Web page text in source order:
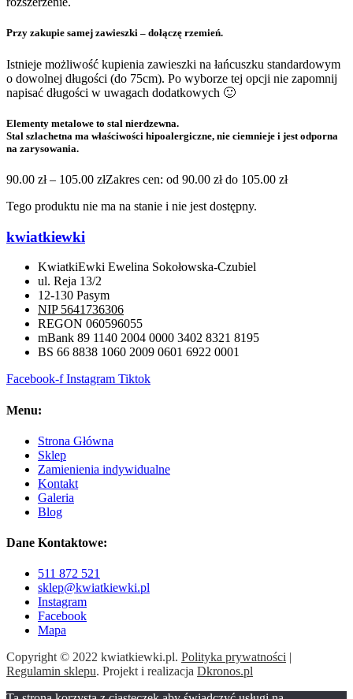
Przy zakupie samej zawieszki – dołączę rzemień.
Istnieje możliwość kupienia zawieszki na łańcuszku standardowym
o dowolnej długości (do 75cm). Po wyborze tej opcji nie zapomnij
napisać długości w uwagach dodatkowych 🙂
Elementy metalowe to stal nierdzewna.
Stal szlachetna ma właściwości hipoalergiczne, nie ciemnieje i jest odporna
na zarysowania.
90.00 zł – 105.00 złZakres cen: od 90.00 zł do 105.00 zł
Tego produktu nie ma na stanie i nie jest dostępny.
kwiatkiewki
KwiatkiEwki Ewelina Sokołowska-Czubiel
ul. Reja 13/2
12-130 Pasym
NIP 5641736306
REGON 060596055
mBank 89 1140 2004 0000 3402 8321 8195
BS 66 8838 1060 2009 0601 6922 0001
Facebook-f Instagram Tiktok
Menu:
Strona Główna
Sklep
Zamienienia indywidualne
Kontakt
Galeria
Blog
Dane Kontaktowe:
511 872 521
sklep@kwiatkiewki.pl
Instagram
Facebook
Mapa
Copyright © 2022 kwiatkiewki.pl. Polityka prywatności |
Regulamin sklepu. Projekt i realizacja Dkronos.pl